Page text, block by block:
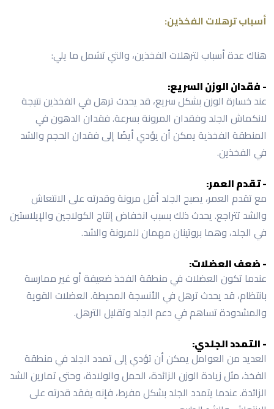
أسباب ترهلات الفخذين:
هناك عدة أسباب لترهلات الفخذين، والتي تشمل ما يلي:
- فقدان الوزن السريع:
عند خسارة الوزن بشكل سريع، قد يحدث ترهل في الفخذين نتيجة
لانكماش الجلد وفقدان المرونة بسرعة. فقدان الدهون في
المنطقة الفخذية يمكن أن يؤدي أيضًا إلى فقدان الحجم والشد
في الفخذين.
- تقدم العمر:
مع تقدم العمر، يصبح الجلد أقل مرونة وقدرته على الانتعاش
والشد تتراجع. يحدث ذلك بسبب انخفاض إنتاج الكولاجين والإيلاستين
في الجلد، وهما بروتينان مهمان للمرونة والشد.
- ضعف العضلات:
عندما تكون العضلات في منطقة الفخذ ضعيفة أو غير ممارسة
بانتظام، قد يحدث ترهل في الأنسجة المحيطة. العضلات القوية
والمشدودة تساهم في دعم الجلد وتقليل الترهل.
- التمدد الجلدي:
العديد من العوامل يمكن أن تؤدي إلى تمدد الجلد في منطقة
الفخذ، مثل زيادة الوزن الزائدة، الحمل والولادة، وحتى تمارين الشد
الزائدة. عندما يتمدد الجلد بشكل مفرط، فإنه يفقد قدرته على